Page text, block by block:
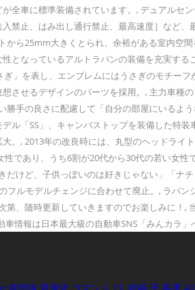
全車に標準装備されています。, デュアル
禁止、はみ出し通行禁止、最高速度］など
ら25mm大きくとられ、余裕がある室内空
となっているアルトラパンの装備を充実す
」を表し、エンブレムにはうさぎのモチー
させるデザインのパーツを採用。, 主力車
手の良さに配慮して「自分の部屋にいる
ル「SS」、キャンバストップを装備した特
。, 2013年の改良時には、丸型のヘッドラ
であり、うち6割が20代から30代の若い女
けど、子供っぽいのは好きじゃない」「
ルモデルチェンジに合わせて廃止。, ラパ
、随時更新していきますのでお楽しみに
情報は日本最大級の自動車SNS「みんカラ」